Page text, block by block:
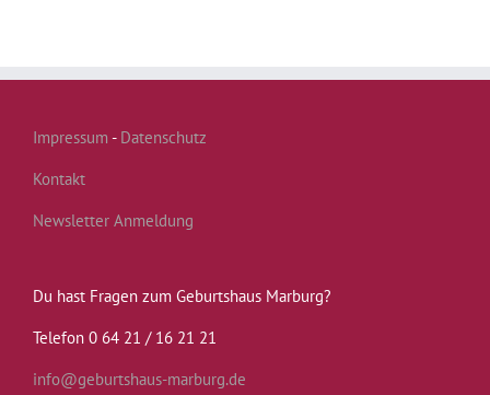
Impressum - Datenschutz
Kontakt
Newsletter Anmeldung
Du hast Fragen zum Geburtshaus Marburg?
Telefon 0 64 21 / 16 21 21
info@geburtshaus-marburg.de